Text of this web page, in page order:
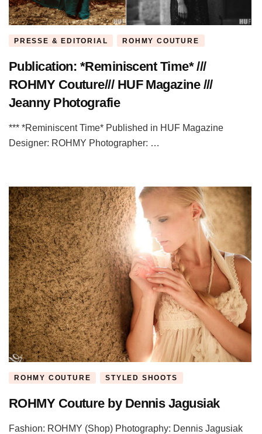
PRESSE & EDITORIAL ROHMY COUTURE
Publication: *Reminiscent Time* ///
ROHMY Couture/// HUF Magazine ///
Jeanny Photografie
*** *Reminiscent Time* Published in HUF Magazine
Designer: ROHMY Photographer: …
ROHMY COUTURE STYLED SHOOTS
ROHMY Couture by Dennis Jagusiak
Fashion: ROHMY (Shop) Photography: Dennis Jagusiak